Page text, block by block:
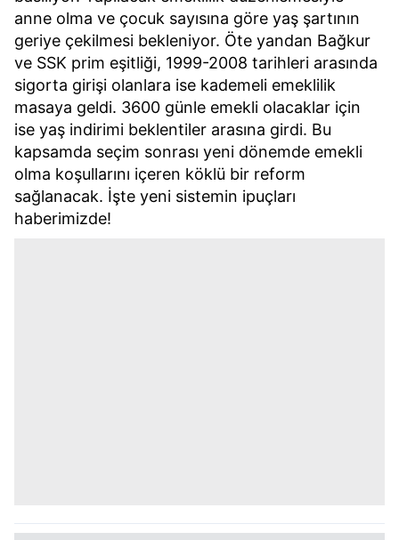
anne olma ve çocuk sayısına göre yaş şartının
geriye çekilmesi bekleniyor. Öte yandan Bağkur
ve SSK prim eşitliği, 1999-2008 tarihleri arasında
sigorta girişi olanlara ise kademeli emeklilik
masaya geldi. 3600 günle emekli olacaklar için
ise yaş indirimi beklentiler arasına girdi. Bu
kapsamda seçim sonrası yeni dönemde emekli
olma koşullarını içeren köklü bir reform
sağlanacak. İşte yeni sistemin ipuçları
haberimizde!